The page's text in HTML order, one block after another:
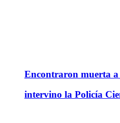
Encontraron muerta a
intervino la Policía